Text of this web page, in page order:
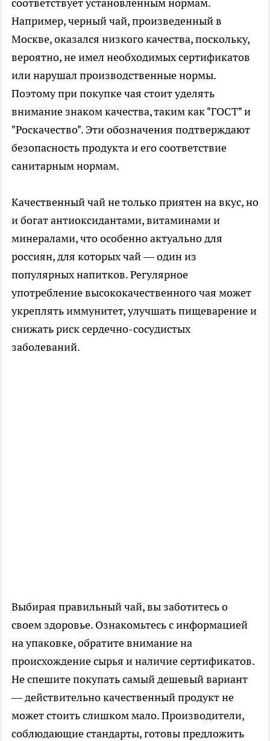
Например, черный чай, произведенный в
Москве, оказался низкого качества, поскольку,
вероятно, не имел необходимых сертификатов
или нарушал производственные нормы.
Поэтому при покупке чая стоит уделять
внимание знаком качества, таким как "ГОСТ" и
"Роскачество". Эти обозначения подтверждают
безопасность продукта и его соответствие
санитарным нормам.
Качественный чай не только приятен на вкус, но
и богат антиоксидантами, витаминами и
минералами, что особенно актуально для
россиян, для которых чай — один из
популярных напитков. Регулярное
употребление высококачественного чая может
укреплять иммунитет, улучшать пищеварение и
снижать риск сердечно-сосудистых
заболеваний.
Выбирая правильный чай, вы заботитесь о
своем здоровье. Ознакомьтесь с информацией
на упаковке, обратите внимание на
происхождение сырья и наличие сертификатов.
Не спешите покупать самый дешевый вариант
— действительно качественный продукт не
может стоить слишком мало. Производители,
соблюдающие стандарты, готовы предложить